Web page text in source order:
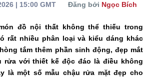
| 15:00 GMT Đăng bởi Ngọc Bích
đồ nội thất không thể thiếu trong
rất nhiều phân loại và kiểu dáng khác
tắm thêm phần sinh động, đẹp mắt
rửa với thiết kế độc đáo là điều không
là một số mẫu chậu rửa mặt đẹp cho